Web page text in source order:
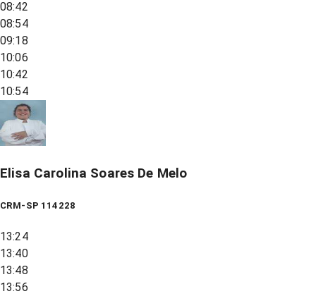
08:42
08:54
09:18
10:06
10:42
10:54
Elisa Carolina Soares De Melo
CRM-SP 114228
13:24
13:40
13:48
13:56